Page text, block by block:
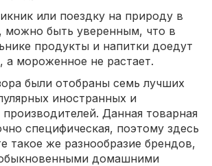
или поездку на природу в
можно быть уверенным, что в
продукты и напитки доедут
мороженное не растает.
были отобраны семь лучших
иностранных и
Данная товарная
специфическая, поэтому здесь
такое же разнообразие брендов,
обыкновенными домашними